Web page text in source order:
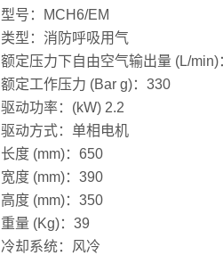
型号：MCH6/EM
类型：消防呼吸用气
额定压力下自由空气输出量 (L/min)
额定工作压力 (Bar g)：330
驱动功率：(kW) 2.2
驱动方式：单相电机
长度 (mm)：650
宽度 (mm)：390
高度 (mm)：350
重量 (Kg)：39
冷却系统：风冷